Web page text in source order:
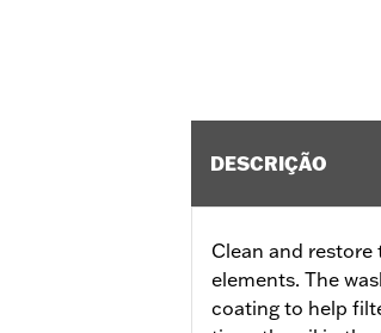
DESCRIÇÃO
Clean and
elements. The
coating to help